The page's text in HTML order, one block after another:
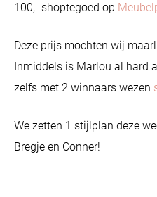
100,- shoptegoed op
Deze prijs mochten wij
Inmiddels is Marlou al hard
zelfs met 2 winnaars wezen
We zetten 1 stijlplan deze
Bregje en Conner!